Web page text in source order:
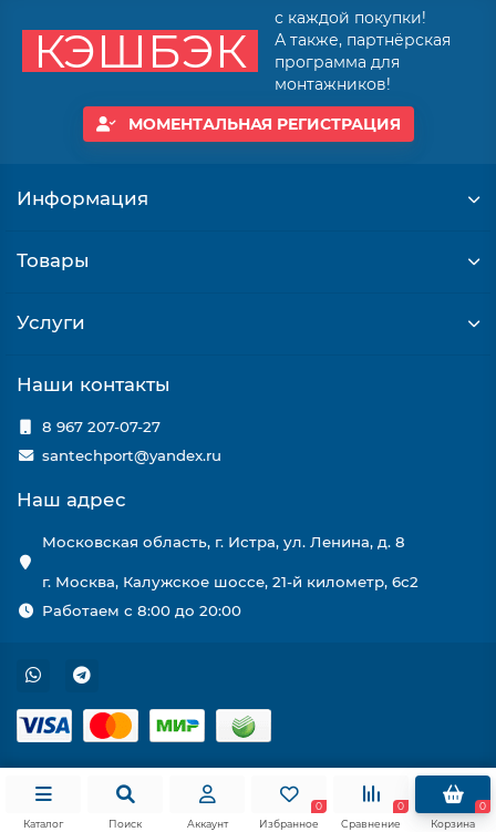
КЭШБЭК
с каждой покупки!
А также, партнёрская
программа для
монтажников!
МОМЕНТАЛЬНАЯ РЕГИСТРАЦИЯ
Информация
Товары
Услуги
Наши контакты
8 967 207-07-27
santechport@yandex.ru
Наш адрес
Московская область, г. Истра, ул. Ленина, д. 8
г. Москва, Калужское шоссе, 21-й километр, 6с2
Работаем с 8:00 до 20:00
Каталог Поиск Аккаунт
0
Избранное
0
Сравнение
0
Корзина